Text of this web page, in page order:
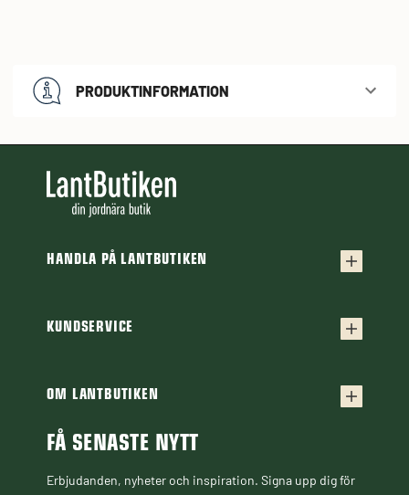
PRODUKTINFORMATION
HANDLA PÅ LANTBUTIKEN
Frakt & leverans
Finansiering
Guider & Artiklar
Black Week
KUNDSERVICE
Frågor & svar
Cookiepolicy
OM LANTBUTIKEN
Om Lantbutiken
FÅ SENASTE NYTT
Erbjudanden, nyheter och inspiration. Signa upp dig för